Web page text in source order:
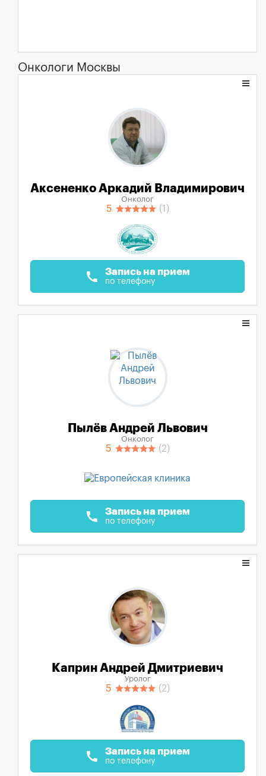
Онкологи Москвы
Аксененко Аркадий Владимирович
Онколог
5 (1)
call Запись на прием
по телефону
Пылёв Андрей Львович
Онколог
5 (2)
call Запись на прием
по телефону
Каприн Андрей Дмитриевич
Уролог
5 (2)
call Запись на прием
по телефону